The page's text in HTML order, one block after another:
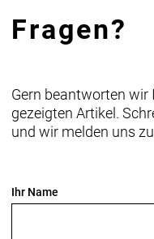
Fragen?
Gern beantworten wir
gezeigten Artikel.
und wir melden uns
Ihr Name